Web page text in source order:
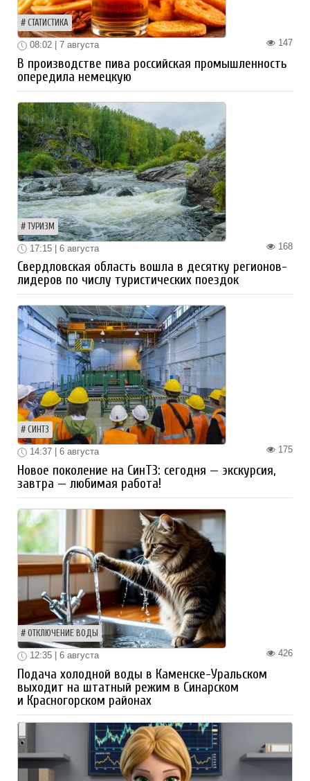
СТАТИСТИКА
147
08:02 | 7 августа
В производстве пива российская промышленность
опередила немецкую
ТУРИЗМ
168
17:15 | 6 августа
Свердловская область вошла в десятку регионов-
лидеров по числу туристических поездок
СИНТЗ
175
14:37 | 6 августа
Новое поколение на СинТЗ: сегодня — экскурсия,
завтра — любимая работа!
ОТКЛЮЧЕНИЕ ВОДЫ
426
12:35 | 6 августа
Подача холодной воды в Каменске-Уральском
выходит на штатный режим в Синарском
и Красногорском районах